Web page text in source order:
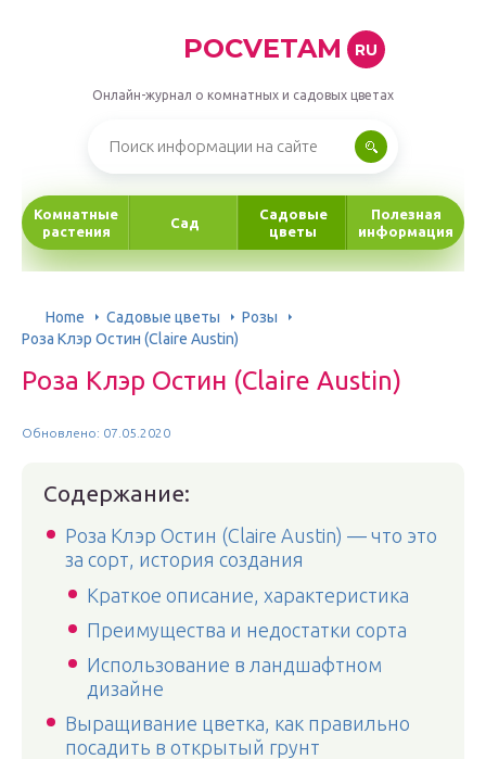
POCVETAM RU
Онлайн-журнал о комнатных и садовых цветах
Комнатные
растения
Сад
Садовые
цветы
Полезная
информация
Home Садовые цветы
Розы
Роза Клэр Остин (Claire Austin)
Роза Клэр Остин (Claire Austin)
Обновлено: 07.05.2020
Содержание:
Роза Клэр Остин (Claire Austin) — что это
за сорт, история создания
Краткое описание, характеристика
Преимущества и недостатки сорта
Использование в ландшафтном
дизайне
Выращивание цветка, как правильно
посадить в открытый грунт